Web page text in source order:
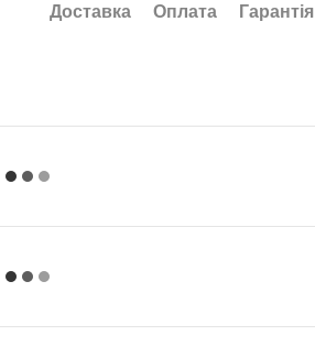
Доставка Оплата Гарантія